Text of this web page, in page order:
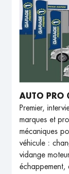
AUTO PRO
Premier,
marques et
mécaniques
véhicule :
vidange
échappement,